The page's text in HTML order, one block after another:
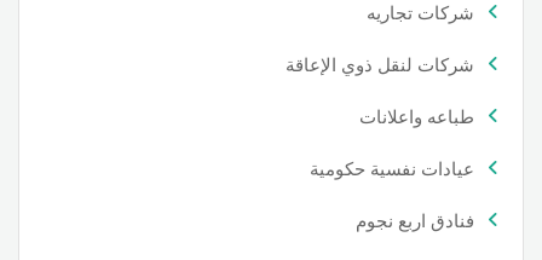
شركات تجاريه
شركات لنقل ذوي الإعاقة
طباعه واعلانات
عيادات نفسية حكومية
فنادق اربع نجوم